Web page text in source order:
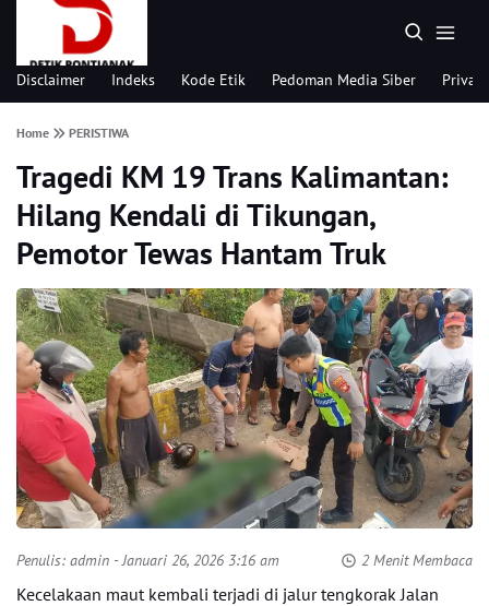
Disclaimer Indeks Kode Etik Pedoman Media Siber
Home PERISTIWA
Tragedi KM 19 Trans Kalimantan:
Hilang Kendali di Tikungan,
Pemotor Tewas Hantam Truk
Penulis: admin - Januari 26, 2026 3:16 am 2 Menit Membaca
Kecelakaan maut kembali terjadi di jalur tengkorak Jalan